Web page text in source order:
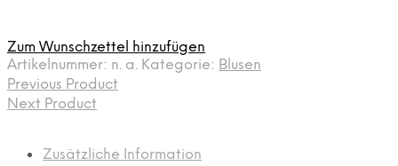
Zum Wunschzettel hinzufügen
Artikelnummer: n. a. Kategorie: Blusen
Previous Product
Next Product
Zusätzliche Information